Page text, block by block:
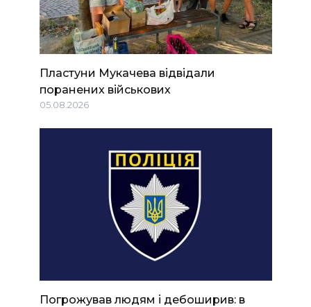
Пластуни Мукачева відвідали
поранених військових
05.08.2026
Погрожував людям і дебоширив: в